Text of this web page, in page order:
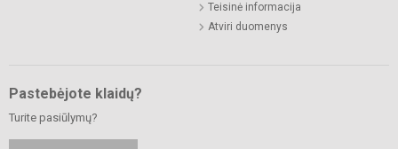
Teisinė informacija
Atviri duomenys
Pastebėjote klaidų?
Turite pasiūlymų?